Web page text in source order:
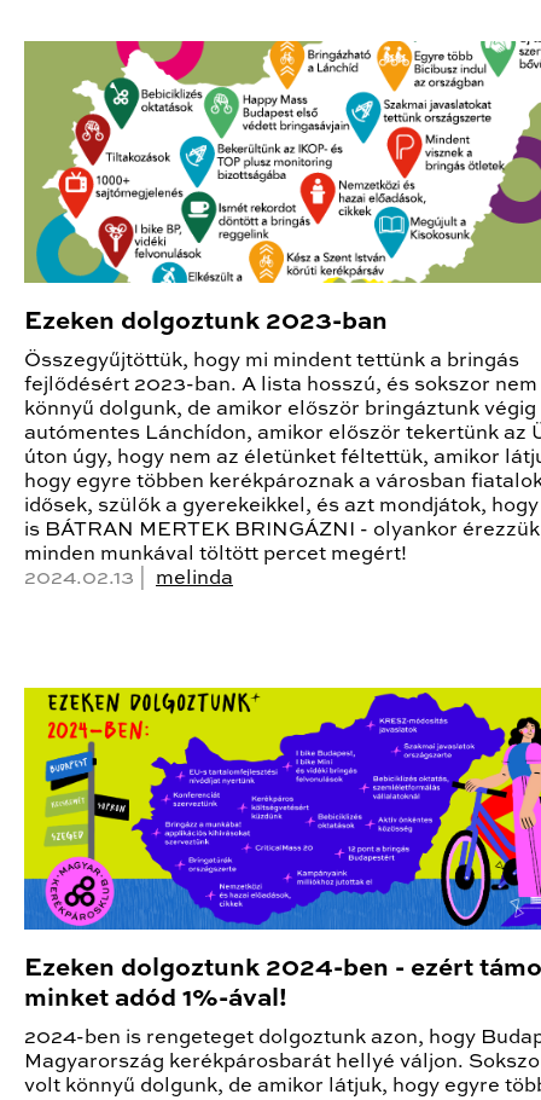
Ezeken dolgoztunk 2023-ban
Összegyűjtöttük, hogy mi mindent tettünk a bringás
fejlődésért 2023-ban. A lista hosszú, és sokszor
könnyű dolgunk, de amikor először bringáztunk végig
autómentes Lánchídon, amikor először tekertünk az
úton úgy, hogy nem az életünket féltettük, amikor
hogy egyre többen kerékpároznak a városban
idősek, szülők a gyerekeikkel, és azt mondjátok,
is BÁTRAN MERTEK BRINGÁZNI - olyankor
minden munkával töltött percet megért!
2024.02.13 | melinda
Ezeken dolgoztunk 2024-ben - ezért
minket adód 1%-ával!
2024-ben is rengeteget dolgoztunk azon, hogy
Magyarország kerékpárosbarát hellyé váljon.
volt könnyű dolgunk, de amikor látjuk, hogy egyre